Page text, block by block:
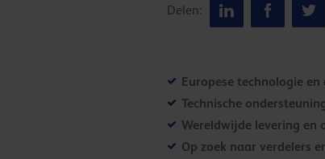
Delen:
Europese technologie
Technische
Wereldwijde levering en
Op zoek naar verdelers